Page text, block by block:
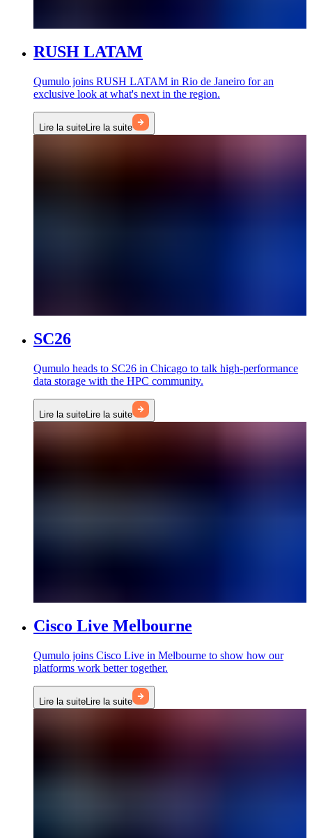
RUSH LATAM
Qumulo joins RUSH LATAM in Rio de Janeiro for an
exclusive look at what's next in the region.
Lire la suiteLire la suite
SC26
Qumulo heads to SC26 in Chicago to talk high-performance
data storage with the HPC community.
Lire la suite Lire la suite
Cisco Live Melbourne
Qumulo joins Cisco Live in Melbourne to show how our
platforms work better together.
Lire la suiteLire la suite